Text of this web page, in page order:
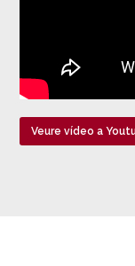
Veure vídeo a